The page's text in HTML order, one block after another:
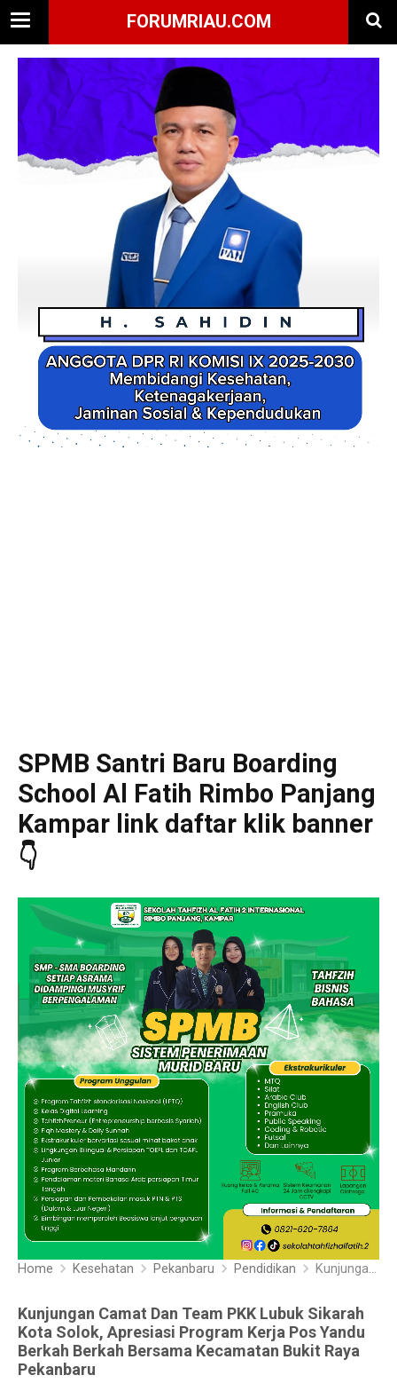
FORUMRIAU.COM
SPMB Santri Baru Boarding
School Al Fatih Rimbo Panjang
Kampar link daftar klik banner
👇
Home Kesehatan Pekanbaru Pendidikan Kunjungan Camat Dan Team PKK Lubuk Sikarah Kota Solok, Apresiasi Program Kerja Pos Yandu Berkah Berkah Bersama Kecamatan Bukit Raya Pekanbaru
Kunjungan Camat Dan Team PKK Lubuk Sikarah
Kota Solok, Apresiasi Program Kerja Pos Yandu
Berkah Berkah Bersama Kecamatan Bukit Raya
Pekanbaru